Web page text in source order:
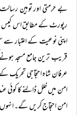
بے حرمتی اور توہین رسالت
رپورٹ کے مطابق اس کیس
اپنی نوعیت کے اعتبار سے
قریب ترین جامع مسجد
عرفان شاہ احتجاجی
امن میں خلل ڈالنے کا کوئی
امن احتجاج کریں گے۔ انہوں